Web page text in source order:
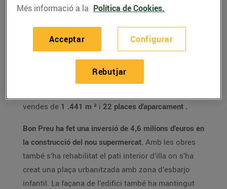
Sant Antoni
Bon Preu ha obert un nou
supermercat Bonpreu al
Comte d’Urgell, 31-33, on hi havia l’antic cinema
vendes de 1 .441 m ² i 22 places d’aparcament .
Bon Preu ha fet una inversió de 4,6 milions d’euros en
la construcció del nou supermercat. Amb les obres
també s’ha rehabilitat el pati interior d’illa on s’ha
creat una plaça urbanitzada amb zona d’esbarjo
infantil. La façana de l’edifici també ha mantingut
Més informació a la Política de Cookies.
Configurar
Rebutjar
Acceptar